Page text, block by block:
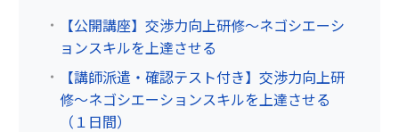
【公開講座】交渉力向上研修～ネゴシエーシ
ョンスキルを上達させる
【講師派遣・確認テスト付き】交渉力向上研
修～ネゴシエーションスキルを上達させる
（１日間）